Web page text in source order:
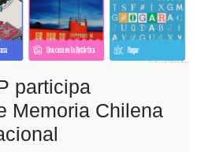
participa
Memoria Chilena